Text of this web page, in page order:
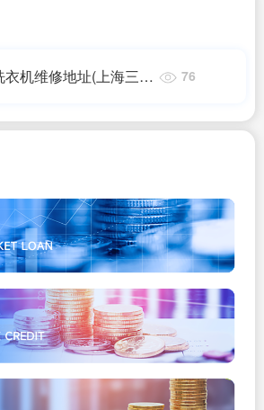
机维修地址(上海三星
76